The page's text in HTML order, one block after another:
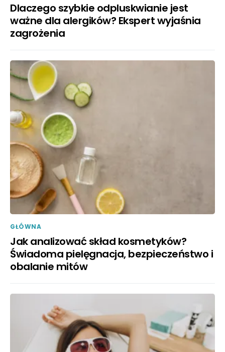
Dlaczego szybkie odpluskwianie jest
ważne dla alergików? Ekspert wyjaśnia
zagrożenia
GŁÓWNA
Jak analizować skład kosmetyków?
Świadoma pielęgnacja, bezpieczeństwo i
obalanie mitów